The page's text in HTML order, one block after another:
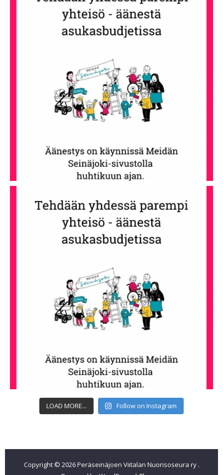
LOAD MORE... Follow on Instagram
Copyright © 2026Peräseinäjoen Viitalan Nuorisoseura ry .